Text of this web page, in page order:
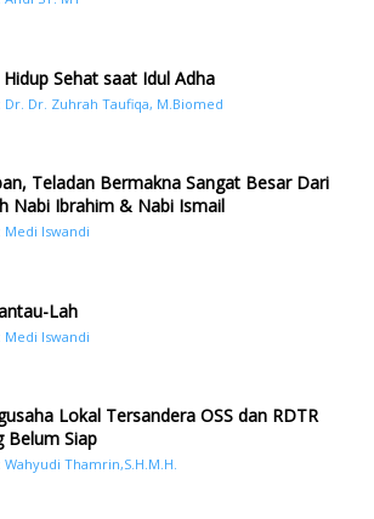
Hidup Sehat saat Idul Adha
Dr. Dr. Zuhrah Taufiqa, M.Biomed
Teladan Bermakna Sangat Besar Dari
Nabi Ibrahim & Nabi Ismail
Medi Iswandi
Lah
Medi Iswandi
Lokal Tersandera OSS dan RDTR
Belum Siap
Wahyudi Thamrin,S.H.M.H.